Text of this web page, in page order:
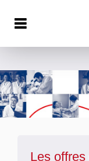
Les